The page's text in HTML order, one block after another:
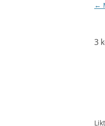
←
3